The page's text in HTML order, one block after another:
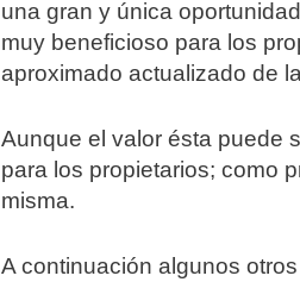
una gran y única
muy beneficioso para los
aproximado actualizado de
Aunque el valor ésta puede
para los propietarios; como
misma.
A continuación algunos